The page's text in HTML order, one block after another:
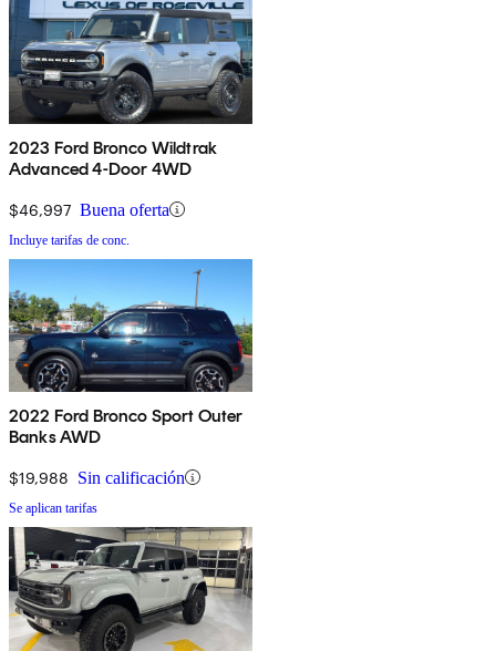
2023 Ford Bronco Wildtrak
Advanced 4-Door 4WD
$46,997 Buena oferta
Incluye tarifas de conc.
2022 Ford Bronco Sport Outer
Banks AWD
$19,988 Sin calificación
Se aplican tarifas